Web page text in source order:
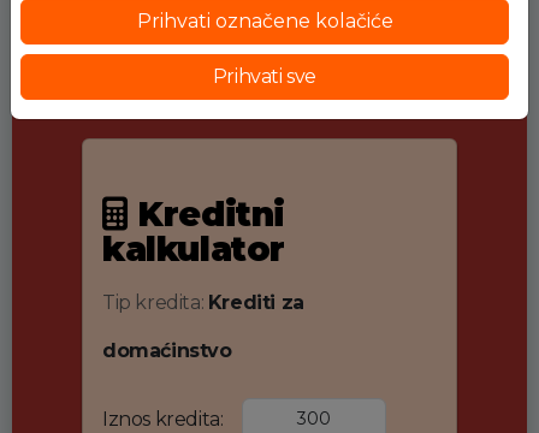
Prihvati označene kolačiće
Prihvati sve
Kreditni
kalkulator
Tip kredita: Krediti za
domaćinstvo
Iznos kredita: